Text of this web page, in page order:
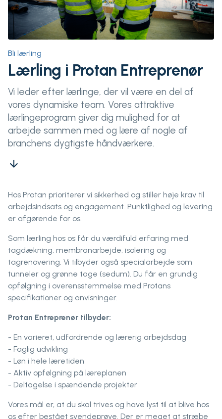
Bli lærling
Lærling i Protan Entreprenør
Vi leder efter lærlinge, der vil være en del af
vores dynamiske team. Vores attraktive
lærlingeprogram giver dig mulighed for at
arbejde sammen med og lære af nogle af
branchens dygtigste håndværkere.
arrow_downward
Hos Protan prioriterer vi sikkerhed og stiller høje krav til
arbejdsindsats og engagement. Punktlighed og levering
er afgørende for os.
Som lærling hos os får du værdifuld erfaring med
tagdækning, membranarbejde, isolering og
tagrenovering. Vi tilbyder også specialarbejde som
tunneler og grønne tage (sedum). Du får en grundig
opfølgning i overensstemmelse med Protans
specifikationer og anvisninger.
Protan Entreprenør tilbyder:
- En varieret, udfordrende og lærerig arbejdsdag
- Faglig udvikling
- Løn i hele læretiden
- Aktiv opfølgning på læreplanen
- Deltagelse i spændende projekter
Vores mål er, at du skal trives og have lyst til at blive hos
os efter bestået svendeprøve. Der er meget at stræbe